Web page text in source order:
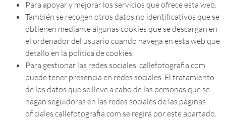
Para apoyar y mejorar los servicios que ofrece esta web.
También se recogen otros datos no identificativos que se
obtienen mediante algunas cookies que se descargan en
el ordenador del usuario cuando navega en esta web que
detallo en la política de cookies.
Para gestionar las redes sociales. callefotografia.com
puede tener presencia en redes sociales. El tratamiento
de los datos que se lleve a cabo de las personas que se
hagan seguidoras en las redes sociales de las páginas
oficiales callefotografia.com se regirá por este apartado.